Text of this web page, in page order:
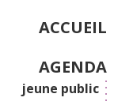
ACCUEIL
AGENDA
jeune public